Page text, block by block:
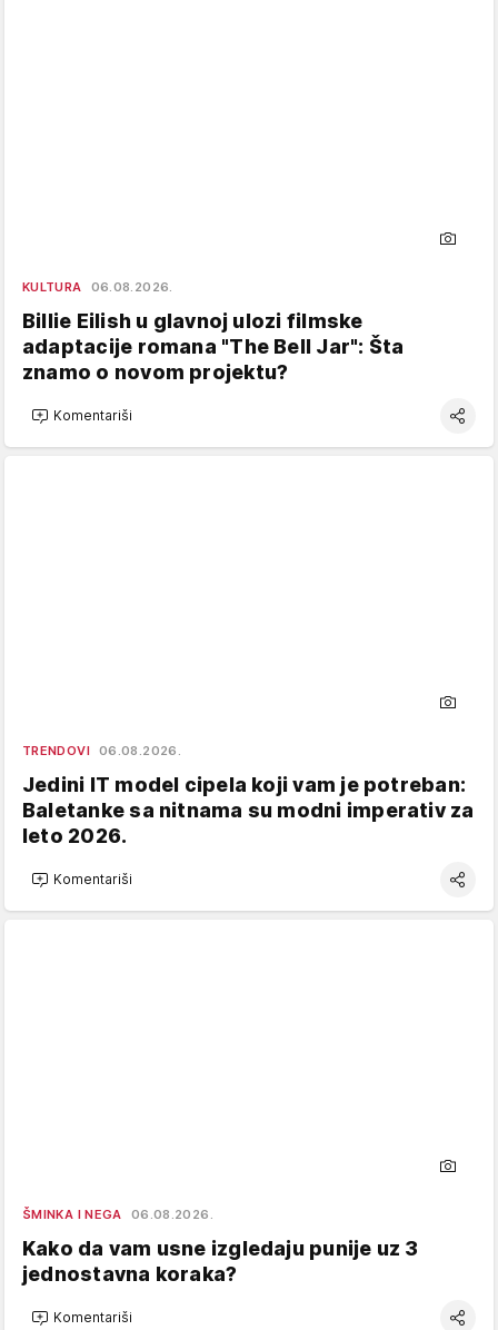
KULTURA 06.08.2026.
Billie Eilish u glavnoj ulozi filmske
adaptacije romana "The Bell Jar": Šta
znamo o novom projektu?
Komentariši
TRENDOVI 06.08.2026.
Jedini IT model cipela koji vam je potreban:
Baletanke sa nitnama su modni imperativ za
leto 2026.
Komentariši
ŠMINKA I NEGA 06.08.2026.
Kako da vam usne izgledaju punije uz 3
jednostavna koraka?
Komentariši